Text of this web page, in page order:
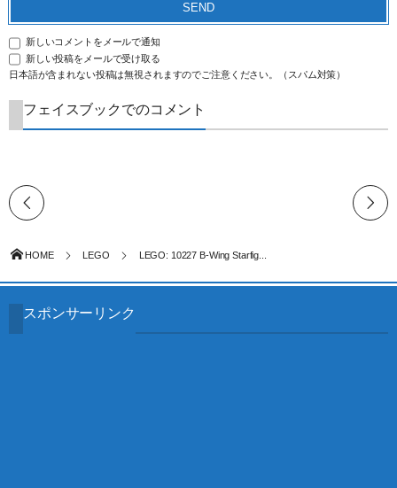
新しいコメントをメールで通知
新しい投稿をメールで受け取る
日本語が含まれない投稿は無視されますのでご注意ください。（スパム対策）
フェイスブックでのコメント
HOME LEGO LEGO: 10227 B-Wing Starfig...
スポンサーリンク